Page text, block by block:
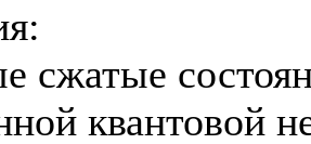
сжатые
квантовой